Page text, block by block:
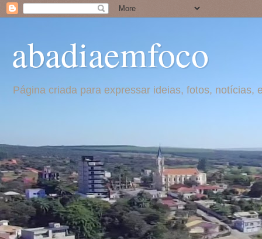
abadiaemfoco
Página criada para expressar ideias, fotos,